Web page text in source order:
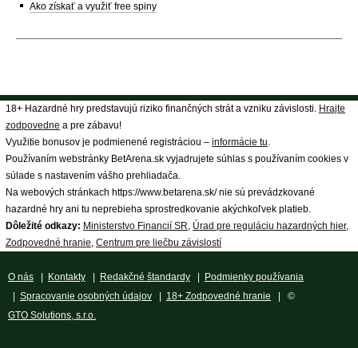
Ako získať a využiť free spiny
18+ Hazardné hry predstavujú riziko finančných strát a vzniku závislosti. Hrajte
zodpovedne a pre zábavu!
Využitie bonusov je podmienené registráciou – informácie tu.
Používaním webstránky BetArena.sk vyjadrujete súhlas s používaním cookies v
súlade s nastavením vášho prehliadača.
Na webových stránkach https://www.betarena.sk/ nie sú prevádzkované
hazardné hry ani tu neprebieha sprostredkovanie akýchkoľvek platieb.
Dôležité odkazy: Ministerstvo Financií SR, Úrad pre reguláciu hazardných hier,
Zodpovedné hranie, Centrum pre liečbu závislostí
O nás Kontakty Redakčné štandardy
Podmienky používania
Spracovanie osobných údajov 18+ Zodpovedné hranie
| ©
GTO Solutions, s.r.o.